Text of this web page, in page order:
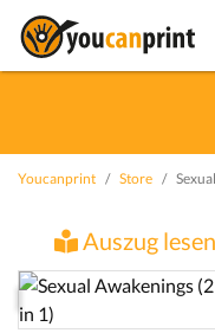
Youcanprint Store
Auszug lesen